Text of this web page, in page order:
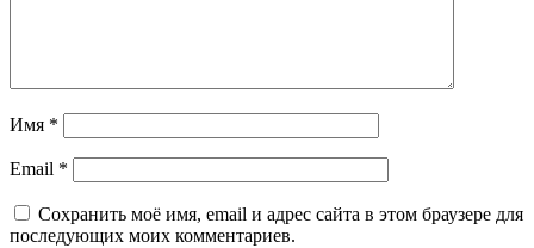
Имя *
Email *
Сохранить моё имя, email и адрес сайта в этом браузере для
последующих моих комментариев.